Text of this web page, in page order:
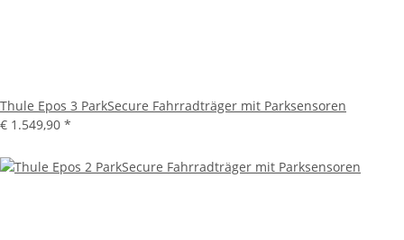
Thule Epos 3 ParkSecure Fahrradträger mit Parksensoren
€ 1.549,90 *